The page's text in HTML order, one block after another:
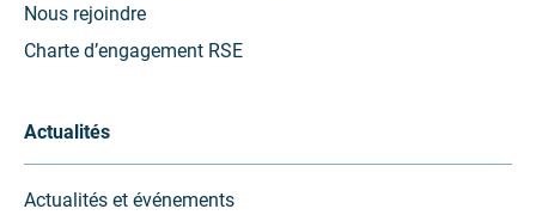
Nous rejoindre
Charte d’engagement RSE
Actualités
Actualités et événements